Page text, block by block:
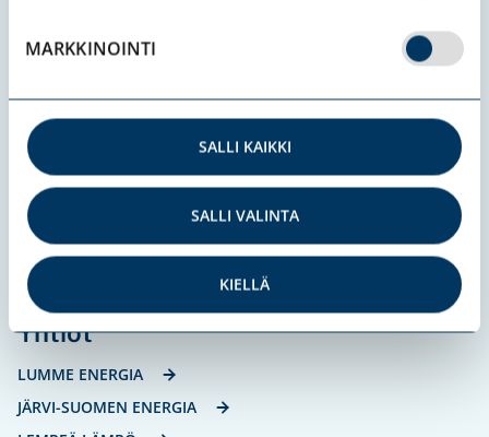
MARKKINOINTI
SALLI KAIKKI
SALLI VALINTA
KIELLÄ
Suur-Savon Sähkö Oy
50101 Mikkeli
Y-tunnus
0215863-7
KAIKKI YHTEYSTIEDOT
Yhtiöt
LUMME ENERGIA
JÄRVI-SUOMEN ENERGIA